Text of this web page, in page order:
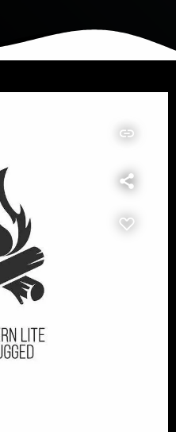
insert_link